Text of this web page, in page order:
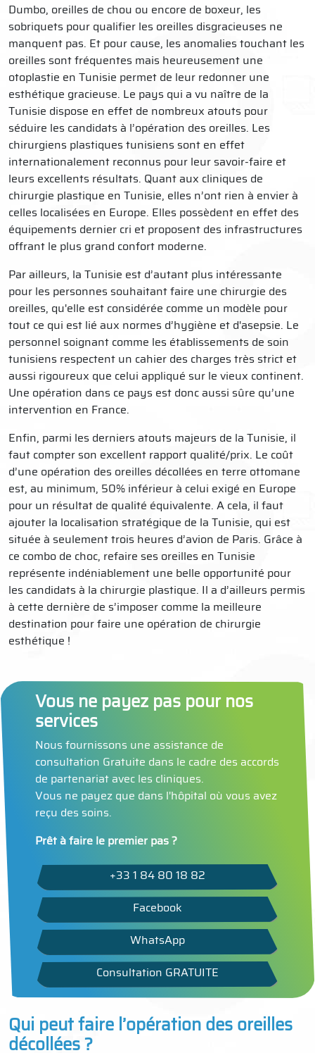
Dumbo, oreilles de chou ou encore de boxeur, les
sobriquets pour qualifier les oreilles disgracieuses ne
manquent pas. Et pour cause, les anomalies touchant les
oreilles sont fréquentes mais heureusement une
otoplastie en Tunisie permet de leur redonner une
esthétique gracieuse. Le pays qui a vu naître de la
Tunisie dispose en effet de nombreux atouts pour
séduire les candidats à l’opération des oreilles. Les
chirurgiens plastiques tunisiens sont en effet
internationalement reconnus pour leur savoir-faire et
leurs excellents résultats. Quant aux cliniques de
chirurgie plastique en Tunisie, elles n’ont rien à envier à
celles localisées en Europe. Elles possèdent en effet des
équipements dernier cri et proposent des infrastructures
offrant le plus grand confort moderne.
Par ailleurs, la Tunisie est d’autant plus intéressante
pour les personnes souhaitant faire une chirurgie des
oreilles, qu'elle est considérée comme un modèle pour
tout ce qui est lié aux normes d’hygiène et d'asepsie. Le
personnel soignant comme les établissements de soin
tunisiens respectent un cahier des charges très strict et
aussi rigoureux que celui appliqué sur le vieux continent.
Une opération dans ce pays est donc aussi sûre qu’une
intervention en France.
Enfin, parmi les derniers atouts majeurs de la Tunisie, il
faut compter son excellent rapport qualité/prix. Le coût
d’une opération des oreilles décollées en terre ottomane
est, au minimum, 50% inférieur à celui exigé en Europe
pour un résultat de qualité équivalente. A cela, il faut
ajouter la localisation stratégique de la Tunisie, qui est
située à seulement trois heures d’avion de Paris. Grâce à
ce combo de choc, refaire ses oreilles en Tunisie
représente indéniablement une belle opportunité pour
les candidats à la chirurgie plastique. Il a d’ailleurs permis
à cette dernière de s’imposer comme la meilleure
destination pour faire une opération de chirurgie
esthétique !
Vous ne payez pas pour nos
services
Nous fournissons une assistance de
consultation Gratuite dans le cadre des accords
de partenariat avec les cliniques.
Vous ne payez que dans l'hôpital où vous avez
reçu des soins.
Prêt à faire le premier pas ?
+33 1 84 80 18 82
Facebook
WhatsApp
Consultation GRATUITE
Qui peut faire l’opération des oreilles
décollées ?